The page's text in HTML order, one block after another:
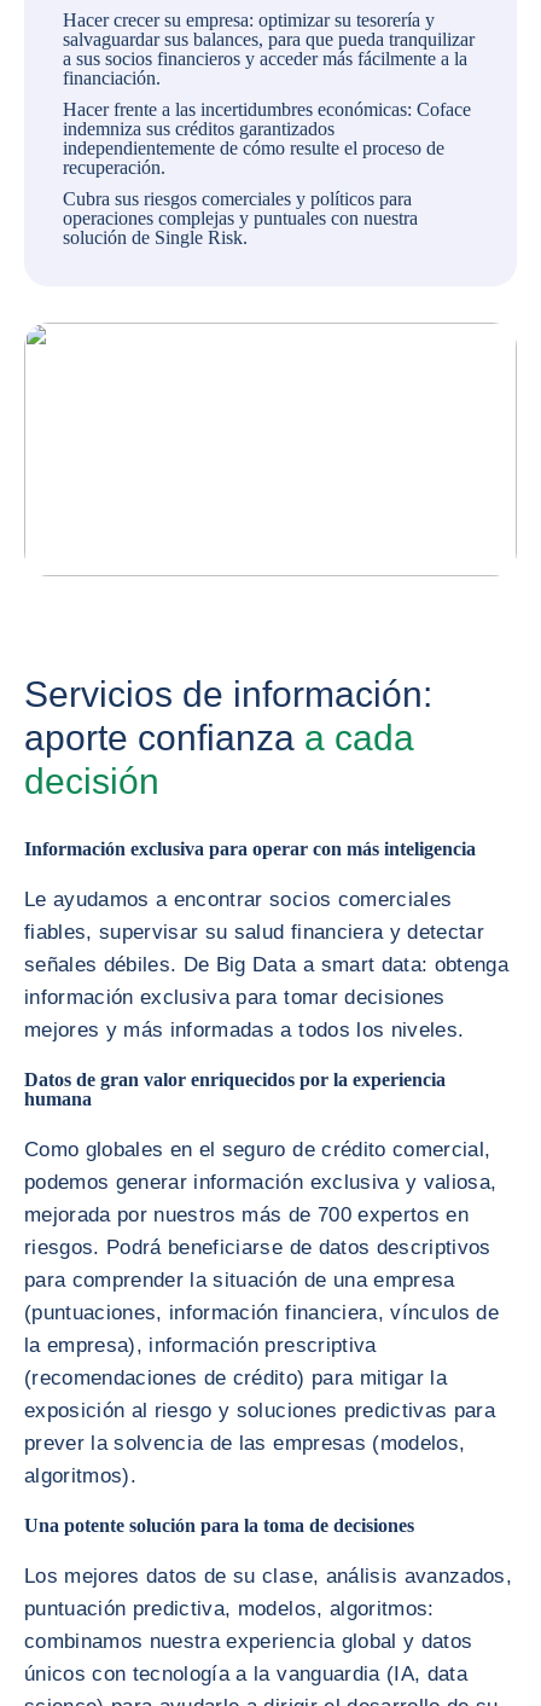
Hacer crecer su empresa: optimizar su tesorería y
salvaguardar sus balances, para que pueda tranquilizar
a sus socios financieros y acceder más fácilmente a la
financiación.
Hacer frente a las incertidumbres económicas: Coface
indemniza sus créditos garantizados
independientemente de cómo resulte el proceso de
recuperación.
Cubra sus riesgos comerciales y políticos para
operaciones complejas y puntuales con nuestra
solución de Single Risk.
Servicios de información:
aporte confianza a cada
decisión
Información exclusiva para operar con más inteligencia
Le ayudamos a encontrar socios comerciales
fiables, supervisar su salud financiera y detectar
señales débiles. De Big Data a smart data: obtenga
información exclusiva para tomar decisiones
mejores y más informadas a todos los niveles.
Datos de gran valor enriquecidos por la experiencia
humana
Como globales en el seguro de crédito comercial,
podemos generar información exclusiva y valiosa,
mejorada por nuestros más de 700 expertos en
riesgos. Podrá beneficiarse de datos descriptivos
para comprender la situación de una empresa
(puntuaciones, información financiera, vínculos de
la empresa), información prescriptiva
(recomendaciones de crédito) para mitigar la
exposición al riesgo y soluciones predictivas para
prever la solvencia de las empresas (modelos,
algoritmos).
Una potente solución para la toma de decisiones
Los mejores datos de su clase, análisis avanzados,
puntuación predictiva, modelos, algoritmos:
combinamos nuestra experiencia global y datos
únicos con tecnología a la vanguardia (IA, data